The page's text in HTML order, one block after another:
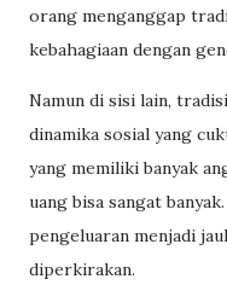
orang menganggap
kebahagiaan dengan
Namun di sisi lain,
dinamika sosial yang
yang memiliki banyak
uang bisa sangat
pengeluaran menjadi
diperkirakan.